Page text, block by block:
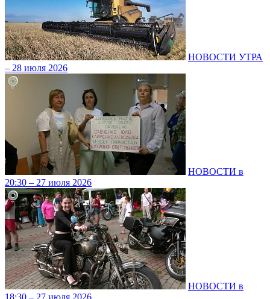
НОВОСТИ УТРА
– 28 июля 2026
НОВОСТИ в
20:30 – 27 июля 2026
НОВОСТИ в
18:30 – 27 июля 2026